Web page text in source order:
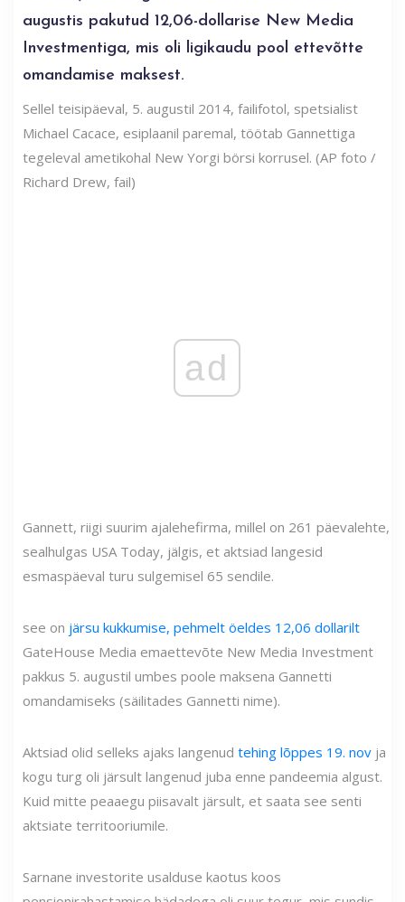
augustis pakutud 12,06-dollarise New Media
Investmentiga, mis oli ligikaudu pool ettevõtte
omandamise maksest.
Sellel teisipäeval, 5. augustil 2014, failifotol, spetsialist
Michael Cacace, esiplaanil paremal, töötab Gannettiga
tegeleval ametikohal New Yorgi börsi korrusel. (AP foto /
Richard Drew, fail)
ad
Gannett, riigi suurim ajalehefirma, millel on 261 päevalehte,
sealhulgas USA Today, jälgis, et aktsiad langesid
esmaspäeval turu sulgemisel 65 sendile.
see on järsu kukkumise, pehmelt öeldes 12,06 dollarilt
GateHouse Media emaettevõte New Media Investment
pakkus 5. augustil umbes poole maksena Gannetti
omandamiseks (säilitades Gannetti nime).
Aktsiad olid selleks ajaks langenud tehing lõppes 19. nov ja
kogu turg oli järsult langenud juba enne pandeemia algust.
Kuid mitte peaaegu piisavalt järsult, et saata see senti
aktsiate territooriumile.
Sarnane investorite usalduse kaotus koos